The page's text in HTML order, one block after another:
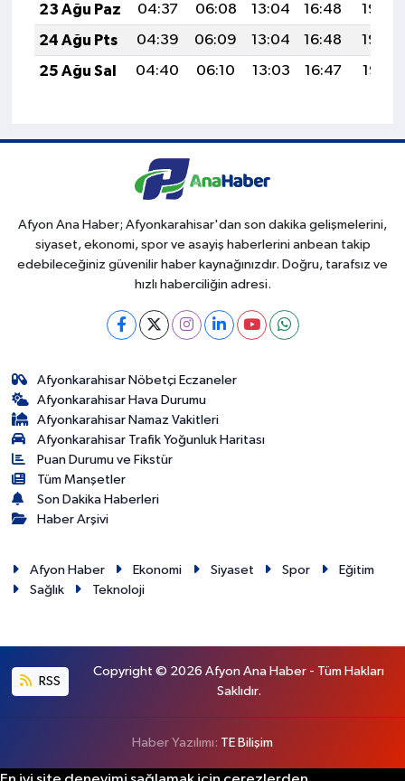
23 Ağu Paz
04:37 06:08 13:04 16:48
19:49
24 Ağu Pts
04:39 06:09 13:04 16:48
19:48
25 Ağu Sal
04:40 06:10 13:03 16:47 19:47
Afyon Ana Haber; Afyonkarahisar'dan son dakika gelişmelerini,
siyaset, ekonomi, spor ve asayiş haberlerini anbean takip
edebileceğiniz güvenilir haber kaynağınızdır. Doğru, tarafsız ve
hızlı haberciliğin adresi.
Afyonkarahisar Nöbetçi Eczaneler
Afyonkarahisar Hava Durumu
Afyonkarahisar Namaz Vakitleri
Afyonkarahisar Trafik Yoğunluk Haritası
Puan Durumu ve Fikstür
Tüm Manşetler
Son Dakika Haberleri
Haber Arşivi
Afyon Haber Ekonomi Siyaset Spor
Eğitim
Sağlık
Teknoloji
RSS
Copyright © 2026 Afyon Ana Haber - Tüm Hakları
Saklıdır.
Haber Yazılımı: TE Bilişim